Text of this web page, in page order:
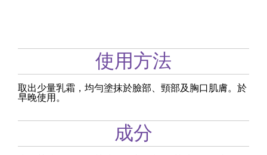
使用方法
取出少量乳霜，均勻塗抹於臉部、頸部及胸口肌膚。於
早晚使用。
成分